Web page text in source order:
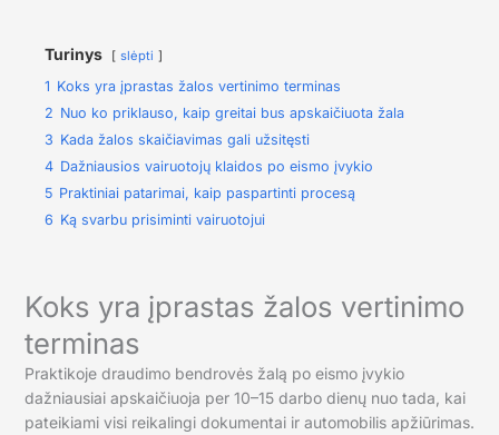
Turinys slėpti
1 Koks yra įprastas žalos vertinimo terminas
2 Nuo ko priklauso, kaip greitai bus apskaičiuota žala
3 Kada žalos skaičiavimas gali užsitęsti
4 Dažniausios vairuotojų klaidos po eismo įvykio
5 Praktiniai patarimai, kaip paspartinti procesą
6 Ką svarbu prisiminti vairuotojui
Koks yra įprastas žalos vertinimo
terminas
Praktikoje draudimo bendrovės žalą po eismo įvykio
dažniausiai apskaičiuoja per 10–15 darbo dienų nuo tada, kai
pateikiami visi reikalingi dokumentai ir automobilis apžiūrimas.